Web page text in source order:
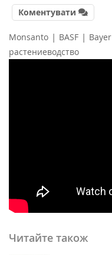
Коментувати
Monsanto | BASF | Bayer
растениеводство
Читайте також